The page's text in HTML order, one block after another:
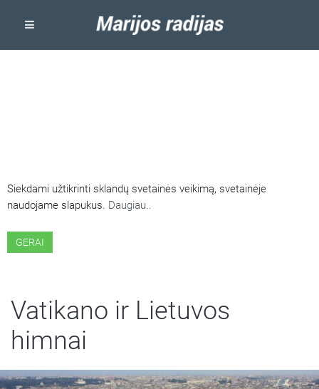
Siekdami užtikrinti sklandų svetainės veikimą, svetainėje
naudojame slapukus. Daugiau..
GERAI
Vatikano ir Lietuvos
himnai